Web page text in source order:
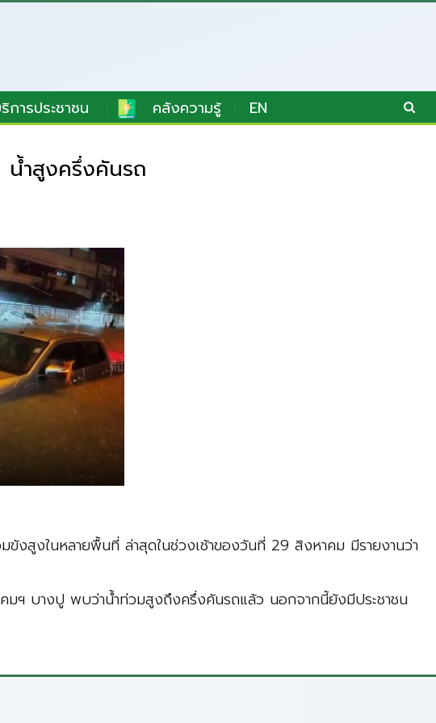
การประชาชน คลังความรู้ EN
ำสูงครึ่งคันรถ
งสูงในหลายพื้นที่ ล่าสุดในช่วงเช้าของวันที่ 29 สิงหาคม มีรายงานว่า
ฯ บางปู พบว่าน้ำท่วมสูงถึงครึ่งคันรถแล้ว นอกจากนี้ยังมีประชาชน